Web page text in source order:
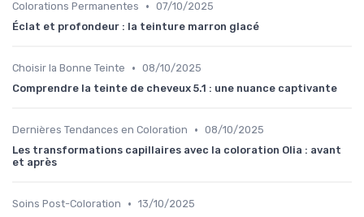
Colorations Permanentes • 07/10/2025
Éclat et profondeur : la teinture marron glacé
Choisir la Bonne Teinte • 08/10/2025
Comprendre la teinte de cheveux 5.1 : une nuance captivante
Dernières Tendances en Coloration • 08/10/2025
Les transformations capillaires avec la coloration Olia : avant
et après
Soins Post-Coloration • 13/10/2025